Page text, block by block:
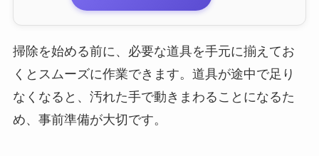
掃除を始める前に、必要な道具を手元に揃えてお
くとスムーズに作業できます。道具が途中で足り
なくなると、汚れた手で動きまわることになるた
め、事前準備が大切です。